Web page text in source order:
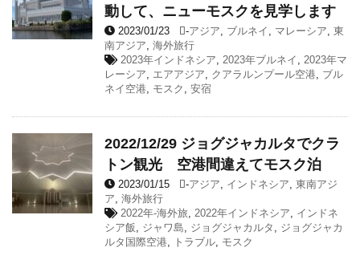
動して、ニューモスクを見学します
2023/01/23 -アジア, ブルネイ , マレーシア, 東
南アジア, 海外旅行
2023年インドネシア, 2023年ブルネイ , 2023年マ
レーシア, エアアジア, クアラルンプール空港, ブル
ネイ空港, モスク , 安宿
2022/12/29 ジョグジャカルタでクラ
トン観光 空港間違えてモスク泊
2023/01/15 -アジア, インドネシア, 東南アジ
ア, 海外旅行
2022年-海外旅, 2022年インドネシア, インドネ
シア飯, ジャワ島, ジョグジャカルタ , ジョグジャカ
ルタ国際空港, トラブル, モスク